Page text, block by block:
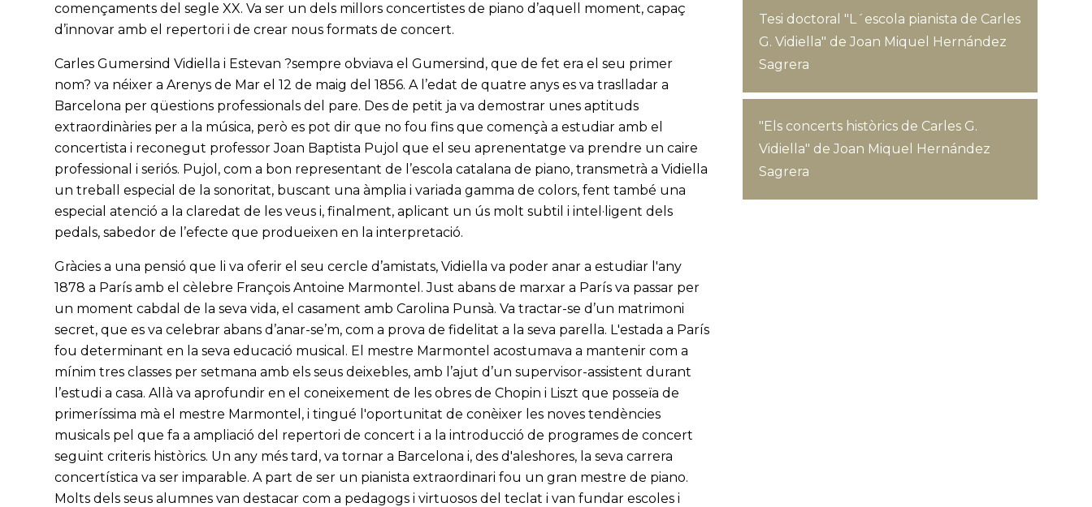
començaments del segle XX. Va ser un dels millors concertistes de piano d’aquell moment, capaç
d’innovar amb el repertori i de crear nous formats de concert.
Carles Gumersind Vidiella i Estevan ?sempre obviava el Gumersind, que de fet era el seu primer
nom? va néixer a Arenys de Mar el 12 de maig del 1856. A l’edat de quatre anys es va traslladar a
Barcelona per qüestions professionals del pare. Des de petit ja va demostrar unes aptituds
extraordinàries per a la música, però es pot dir que no fou fins que començà a estudiar amb el
concertista i reconegut professor Joan Baptista Pujol que el seu aprenentatge va prendre un caire
professional i seriós. Pujol, com a bon representant de l’escola catalana de piano, transmetrà a Vidiella
un treball especial de la sonoritat, buscant una àmplia i variada gamma de colors, fent també una
especial atenció a la claredat de les veus i, finalment, aplicant un ús molt subtil i intel·ligent dels
pedals, sabedor de l’efecte que produeixen en la interpretació.
Gràcies a una pensió que li va oferir el seu cercle d’amistats, Vidiella va poder anar a estudiar l'any
1878 a París amb el cèlebre François Antoine Marmontel. Just abans de marxar a París va passar per
un moment cabdal de la seva vida, el casament amb Carolina Punsà. Va tractar-se d’un matrimoni
secret, que es va celebrar abans d’anar-se’m, com a prova de fidelitat a la seva parella. L'estada a París
fou determinant en la seva educació musical. El mestre Marmontel acostumava a mantenir com a
mínim tres classes per setmana amb els seus deixebles, amb l’ajut d’un supervisor-assistent durant
l’estudi a casa. Allà va aprofundir en el coneixement de les obres de Chopin i Liszt que posseïa de
primeríssima mà el mestre Marmontel, i tingué l'oportunitat de conèixer les noves tendències
musicals pel que fa a ampliació del repertori de concert i a la introducció de programes de concert
seguint criteris històrics. Un any més tard, va tornar a Barcelona i, des d'aleshores, la seva carrera
concertística va ser imparable. A part de ser un pianista extraordinari fou un gran mestre de piano.
Molts dels seus alumnes van destacar com a pedagogs i virtuosos del teclat i van fundar escoles i
Tesi doctoral "L´escola pianista de Carles
G. Vidiella" de Joan Miquel Hernández
Sagrera
"Els concerts històrics de Carles G.
Vidiella" de Joan Miquel Hernández
Sagrera